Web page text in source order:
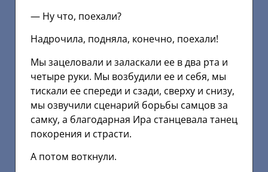
— Ну что, поехали?
Надрочила, подняла, конечно, поехали!
Мы зацеловали и заласкали ее в два рта и
четыре руки. Мы возбудили ее и себя, мы
тискали ее спереди и сзади, сверху и снизу,
мы озвучили сценарий борьбы самцов за
самку, а благодарная Ира станцевала танец
покорения и страсти.
А потом воткнули.